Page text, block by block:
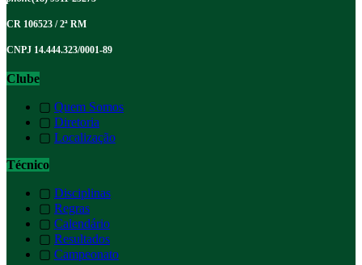
CR 106523 / 2ª RM
CNPJ 14.444.323/0001-89
Clube
▢ Quem Somos
▢ Diretoria
▢ Localização
Técnico
▢ Disciplinas
▢ Regras
▢ Calendário
▢ Resultados
▢ Campeonato